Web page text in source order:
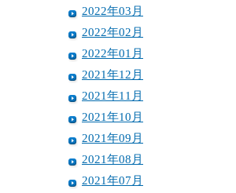
2022年03月
2022年02月
2022年01月
2021年12月
2021年11月
2021年10月
2021年09月
2021年08月
2021年07月